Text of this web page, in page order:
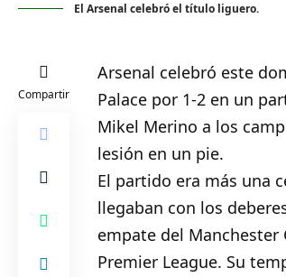
El Arsenal celebró el título liguero.
Compartir
Arsenal celebró este
Palace por 1-2 en un
Mikel Merino a los
lesión en un pie.
El partido era más una
llegaban con los
empate del Manchester
Premier League. Su